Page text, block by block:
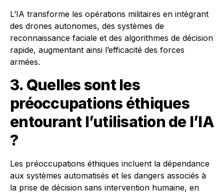
L’IA transforme les opérations militaires en intégrant
des drones autonomes, des systèmes de
reconnaissance faciale et des algorithmes de décision
rapide, augmentant ainsi l’efficacité des forces
armées.
3. Quelles sont les
préoccupations éthiques
entourant l’utilisation de l’IA
?
Les préoccupations éthiques incluent la dépendance
aux systèmes automatisés et les dangers associés à
la prise de décision sans intervention humaine, en